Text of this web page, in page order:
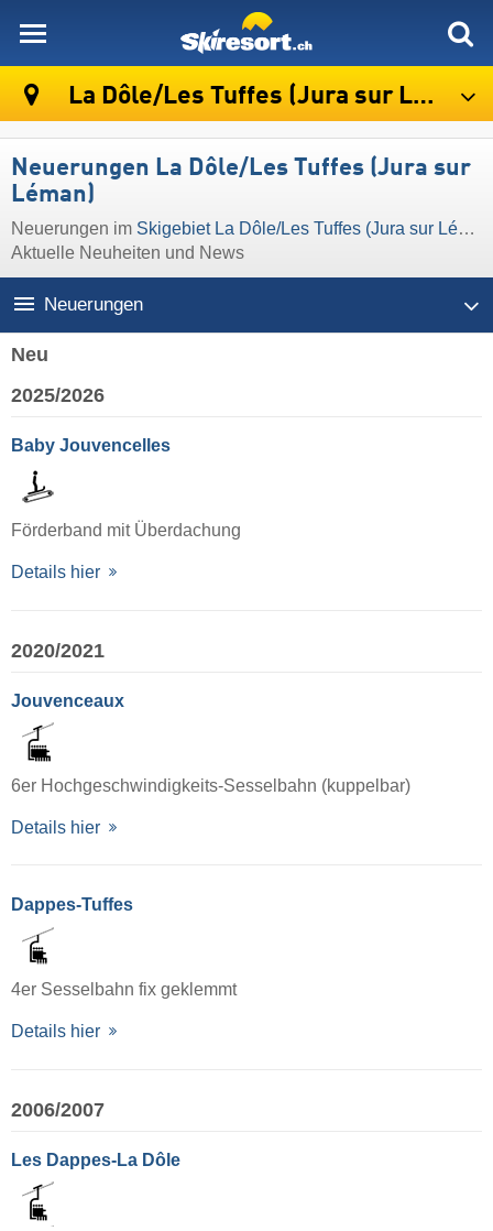
La Dôle/​Les Tuffes (Jura sur Léman)
Neuerungen La Dôle/​Les Tuffes (Jura sur
Léman)
Neuerungen im Skigebiet La Dôle/​Les Tuffes (Jura sur Léman)
Aktuelle Neuheiten und News
Neuerungen
Neu
2025/2026
Baby Jouvencelles
Förderband mit Überdachung
Details hier
2020/2021
Jouvenceaux
6er Hochgeschwindigkeits-Sesselbahn (kuppelbar)
Details hier
Dappes-Tuffes
4er Sesselbahn fix geklemmt
Details hier
2006/2007
Les Dappes-La Dôle